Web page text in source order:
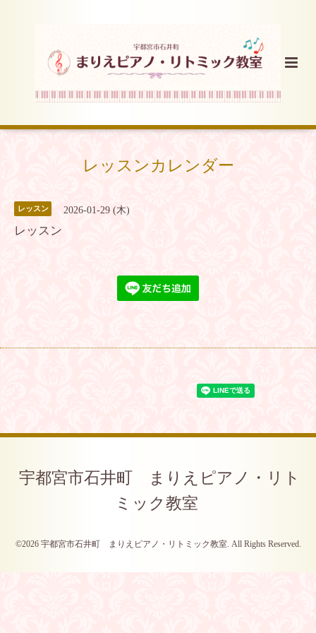
レッスンカレンダー
レッスン 2026-01-29 (木)
レッスン
宇都宮市石井町 まりえピアノ・リト
ミック教室
©2026 宇都宮市石井町 まりえピアノ・リトミック教室. All Rights Reserved.